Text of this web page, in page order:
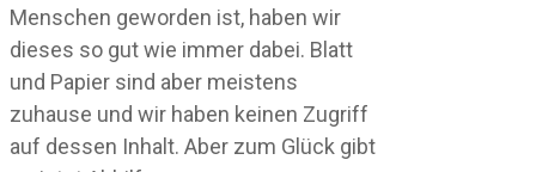
Menschen geworden ist, haben wir
dieses so gut wie immer dabei. Blatt
und Papier sind aber meistens
zuhause und wir haben keinen Zugriff
auf dessen Inhalt. Aber zum Glück gibt